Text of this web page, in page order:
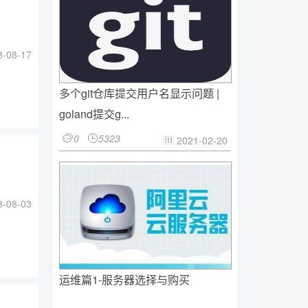
08-17
08-03
多个git仓库提交用户名显示问题 |
goland提交g...
0 5323  2021-02-20
运维篇1-服务器选择与购买